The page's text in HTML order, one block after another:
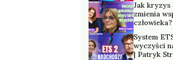
Jak
zmienia
System
wyczyści
| Patryk